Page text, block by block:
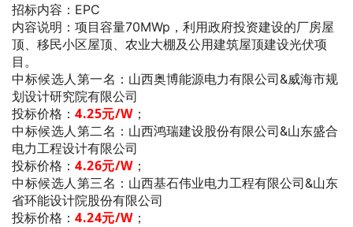
招标内容：EPC
内容说明：项目容量70MWp，利用政府投资建设的厂房屋
顶、移民小区屋顶、农业大棚及公用建筑屋顶建设光伏项
目。
中标候选人第一名 ：山西奥博能源电力有限公司&威海市规
划设计研究院有限公司
投标价格： 4.25元/W；
中标候选人第二名 ：山西鸿瑞建设股份有限公司&山东盛合
电力工程设计有限公司
投标价格： 4.26元/W；
中标候选人第三名 ：山西基石伟业电力工程有限公司&山东
省环能设计院股份有限公司
投标价格： 4.24元/W；